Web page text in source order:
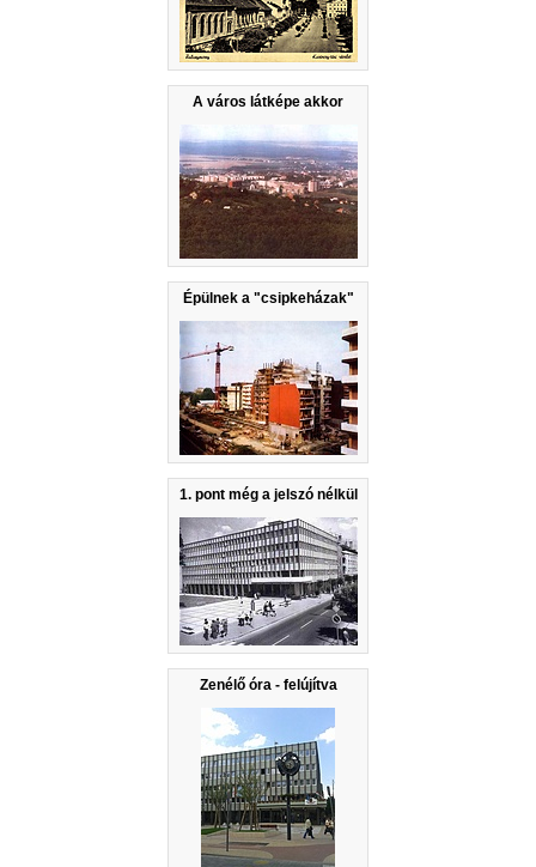
A város látképe akkor
Épülnek a "csipkeházak"
1. pont még a jelszó nélkül
Zenélő óra - felújítva